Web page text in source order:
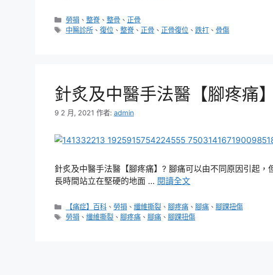
分
類
勞損 、整脊 、整骨 、 正骨
標
中醫診所 、復位 、整脊 、 正骨 、 正骨復位 、 跌打 、 骨傷
針炙及中醫手法醫【腳疼痛
9 2 月, 2021 作者: admin
針炙及中醫手法醫【腳疼痛】? 腳痛可以由不同原因引起
長時間站立在堅硬的地面 … 閱讀全文
分
類
【痛症】百科 、 勞損 、纖維撕裂 、 腳疼痛 、 腳痛 、 腳踝扭傷
標
勞損 、纖維撕裂 、 腳疼痛 、 腳痛 、 腳踝扭傷